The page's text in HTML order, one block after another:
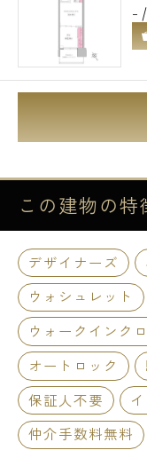
-
この建物の特
デザイナーズ
ウォシュレット
ウォークインク
オートロック
保証人不要
仲介手数料無料